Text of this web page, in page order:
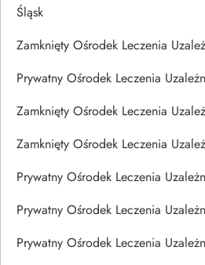
Śląsk
Zamknięty Ośrodek Leczenia
Prywatny Ośrodek Leczenia
Zamknięty Ośrodek Leczenia
Zamknięty Ośrodek Leczenia
Prywatny Ośrodek Leczenia
Prywatny Ośrodek Leczenia
Prywatny Ośrodek Leczenia